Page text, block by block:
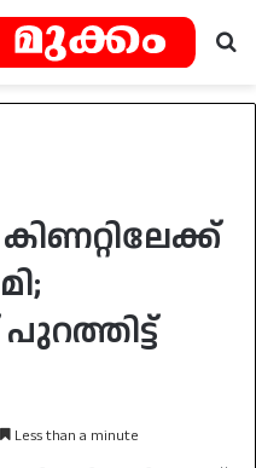
Less than a minute